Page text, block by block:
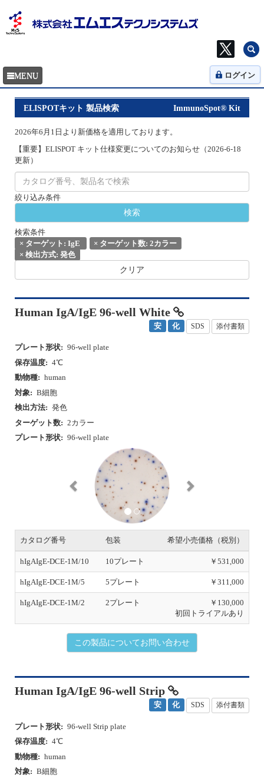
ログイン
ImmunoSpot® Kit
ELISPOTキット 製品検索
2026年6月1日より新価格を適用しております。
【重要】ELISPOT キット仕様変更についてのお知らせ（2026-6-18
更新）
絞り込み条件
検索条件
× ターゲット: IgE × ターゲット数: 2カラー
× 検出方式: 発色
クリア
Human IgA/IgE 96-well White
安 化 SDS 添付書類
プレート形状: 96-well plate
保存温度: 4℃
動物種: human
対象: B細胞
検出方法: 発色
ターゲット数: 2カラー
プレート形状: 96-well plate
v
s
t
カタログ番号 包装 希望小売価格（税別）
hIgAIgE-DCE-1M/10 10プレート ￥531,000
hIgAIgE-DCE-1M/5 5プレート ￥311,000
hIgAIgE-DCE-1M/2 2プレート
￥130,000
初回トライアルあり
この製品についてお問い合わせ
Human IgA/IgE 96-well Strip
安 化 SDS 添付書類
プレート形状: 96-well Strip plate
保存温度: 4℃
動物種: human
対象: B細胞